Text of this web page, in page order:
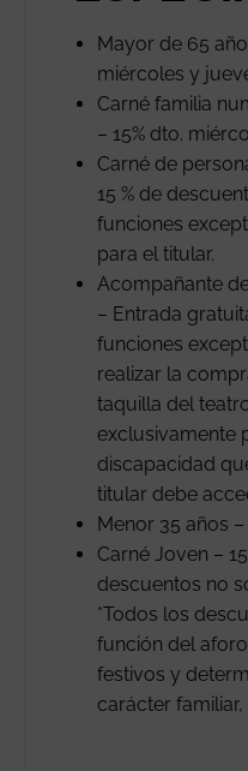
Mayor de 65
miércoles y
Carné familia
– 15% dto.
Carné de
15 % de
funciones
para el titular.
Acompañante
– Entrada
funciones
realizar la
taquilla del
exclusivamente
discapacidad
titular debe
Menor 35 años
Carné Joven –
descuentos no
*Todos los
función del
festivos y
carácter